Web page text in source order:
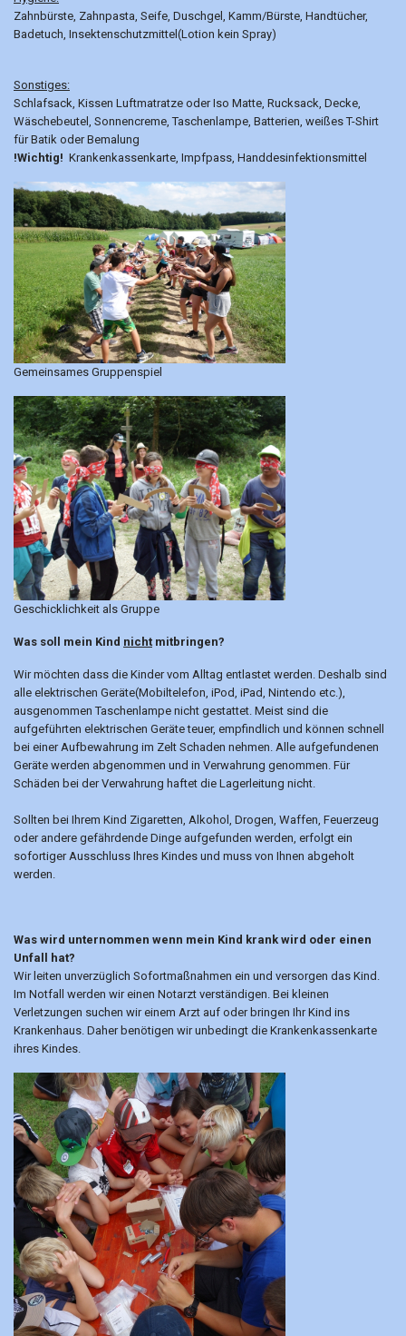
Zahnbürste, Zahnpasta, Seife, Duschgel, Kamm/Bürste, Handtücher,
Badetuch, Insektenschutzmittel(Lotion kein Spray)
Sonstiges:
Schlafsack, Kissen Luftmatratze oder Iso Matte, Rucksack, Decke,
Wäschebeutel, Sonnencreme, Taschenlampe, Batterien, weißes T-Shirt
für Batik oder Bemalung
!Wichtig! Krankenkassenkarte, Impfpass, Handdesinfektionsmittel
Gemeinsames Gruppenspiel
Geschicklichkeit als Gruppe
Was soll mein Kind nicht mitbringen?
Wir möchten dass die Kinder vom Alltag entlastet werden. Deshalb sind
alle elektrischen Geräte(Mobiltelefon, iPod, iPad, Nintendo etc.),
ausgenommen Taschenlampe nicht gestattet. Meist sind die
aufgeführten elektrischen Geräte teuer, empfindlich und können schnell
bei einer Aufbewahrung im Zelt Schaden nehmen. Alle aufgefundenen
Geräte werden abgenommen und in Verwahrung genommen. Für
Schäden bei der Verwahrung haftet die Lagerleitung nicht.
Sollten bei Ihrem Kind Zigaretten, Alkohol, Drogen, Waffen, Feuerzeug
oder andere gefährdende Dinge aufgefunden werden, erfolgt ein
sofortiger Ausschluss Ihres Kindes und muss von Ihnen abgeholt
werden.
Was wird unternommen wenn mein Kind krank wird oder einen
Unfall hat?
Wir leiten unverzüglich Sofortmaßnahmen ein und versorgen das Kind.
Im Notfall werden wir einen Notarzt verständigen. Bei kleinen
Verletzungen suchen wir einem Arzt auf oder bringen Ihr Kind ins
Krankenhaus. Daher benötigen wir unbedingt die Krankenkassenkarte
ihres Kindes.